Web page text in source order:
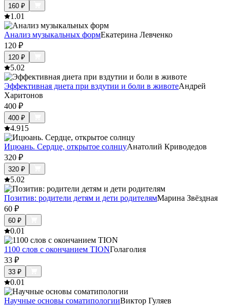
160 ₽
1.01
Анализ музыкальных формЕкатерина Левченко
120 ₽
120 ₽
5.02
Эффективная диета при вздутии и боли в животеАндрей
Харитонов
400 ₽
400 ₽
4.915
Ицюань. Сердце, открытое солнцуАнатолий Криводедов
320 ₽
320 ₽
5.02
Позитив: родители детям и дети родителямМарина Звёздная
60 ₽
60 ₽
0.01
1100 слов с окончанием TIONГолаголия
33 ₽
33 ₽
0.01
Научные основы соматипологииВиктор Гуляев